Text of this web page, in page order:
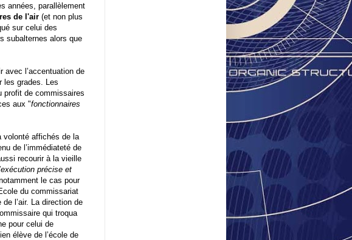
années, parallèlement
de l'air (et non plus
sur celui des
subalternes alors que
avec l’accentuation de
les grades. Les
de commissaires
aux "fonctionnaires
volonté affichés de la
de l’immédiateté de
recourir à la vieille
précise et
le cas pour
du commissariat
de l’air. La direction de
qui troqua
pour celui de
élève de l’école de